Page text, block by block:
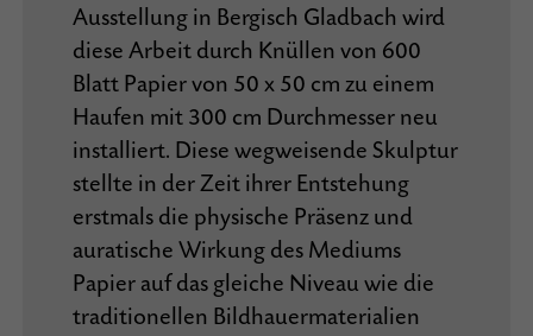
Ausstellung in Bergisch Gladbach wird
diese Arbeit durch Knüllen von 600
Blatt Papier von 50 x 50 cm zu einem
Haufen mit 300 cm Durchmesser neu
installiert. Diese wegweisende Skulptur
stellte in der Zeit ihrer Entstehung
erstmals die physische Präsenz und
auratische Wirkung des Mediums
Papier auf das gleiche Niveau wie die
traditionellen Bildhauermaterialien